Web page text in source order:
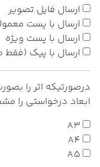
ارسال فایل تصویر
ارسال با پست
ارسال با پست ویژه
ارسال با پیک
درصورتیکه اثر را
ابعاد درخواستی را